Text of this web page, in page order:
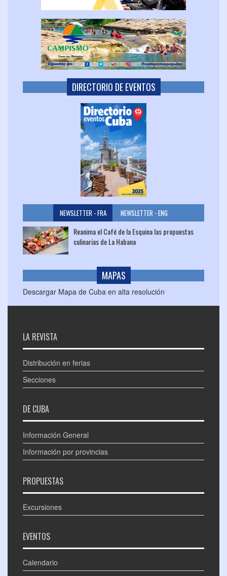
DIRECTORIO DE EVENTOS
NEWSLETTER - FRA NEWSLETTER - ENG
Reanima el Café de la Esquina las propuestas
culinarias de La Habana
MAPAS
Descargar Mapa de Cuba en alta resolución
LA REVISTA
Distribución en ferias
Secciones
DE CUBA
Información General
Información por provincias
PROPUESTAS
Excursiones
EVENTOS
Calendario